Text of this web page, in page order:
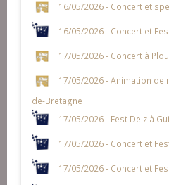
16/05/2026 - Concert et
16/05/2026 - Concert et
17/05/2026 - Concert à
17/05/2026 - Animation de
de-Bretagne
17/05/2026 - Fest Deiz à
17/05/2026 - Concert et
17/05/2026 - Concert et